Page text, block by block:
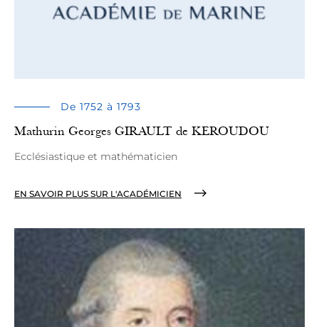
De 1752 à 1793
Mathurin Georges GIRAULT de KEROUDOU
Ecclésiastique et mathématicien
EN SAVOIR PLUS SUR L'ACADÉMICIEN